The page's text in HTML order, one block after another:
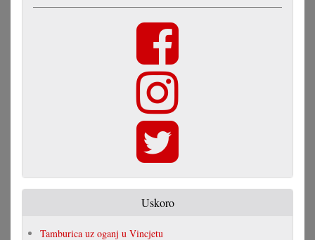
Uskoro
Tamburica uz oganj u Vincjetu